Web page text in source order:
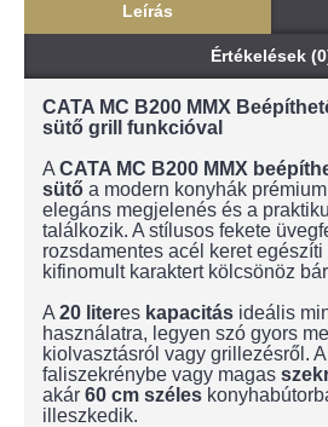
Leírás
Értékelések
CATA MC B200 MMX
sütő grill funkcióval
A CATA MC B200 MMX
sütő a modern konyhák
elegáns megjelenés és a
találkozik. A stílusos fekete
rozsdamentes acél keret
kifinomult karaktert kölcsönöz
A 20 literes kapacitás ideális
használatra, legyen szó gyors
kiolvasztásról vagy grillezésről.
faliszekrénybe vagy magas
akár 60 cm széles
illeszkedik.